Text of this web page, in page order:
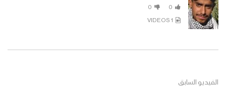
0
0
1 VIDEOS
الفيديو السابق